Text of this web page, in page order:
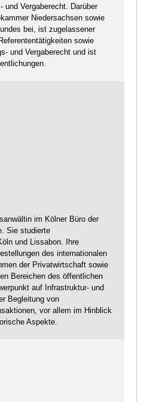
und Vergaberecht. Darüber
Niedersachsen sowie
bei, ist zugelassener
sowie
und Vergaberecht und ist
im Kölner Büro der
Sie studierte
und Lissabon. Ihre
des internationalen
der Privatwirtschaft sowie
Bereichen des öffentlichen
auf Infrastruktur- und
Begleitung von
vor allem im Hinblick
Aspekte.